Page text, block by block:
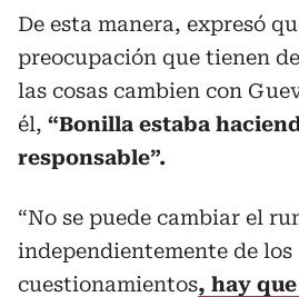
De esta manera, expresó
preocupación que tienen
las cosas cambien con
él, “Bonilla estaba
responsable”.
“No se puede cambiar el
independientemente de los
cuestionamientos, hay